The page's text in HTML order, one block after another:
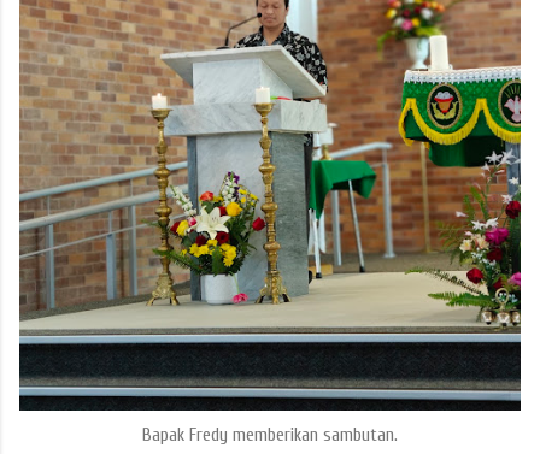
Bapak Fredy memberikan sambutan.